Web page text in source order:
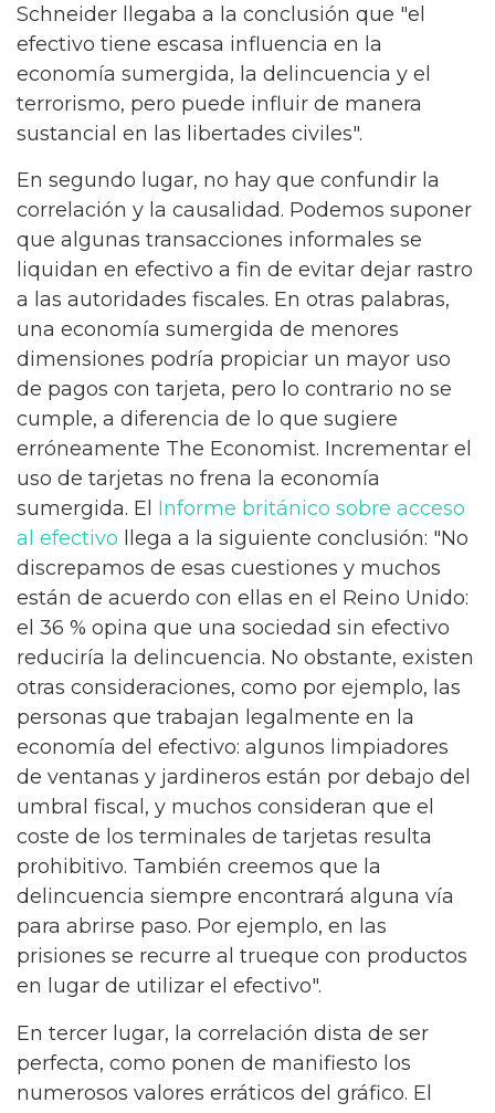
Schneider llegaba a la conclusión que "el
efectivo tiene escasa influencia en la
economía sumergida, la delincuencia y el
terrorismo, pero puede influir de manera
sustancial en las libertades civiles".
En segundo lugar, no hay que confundir la
correlación y la causalidad. Podemos suponer
que algunas transacciones informales se
liquidan en efectivo a fin de evitar dejar rastro
a las autoridades fiscales. En otras palabras,
una economía sumergida de menores
dimensiones podría propiciar un mayor uso
de pagos con tarjeta, pero lo contrario no se
cumple, a diferencia de lo que sugiere
erróneamente The Economist. Incrementar el
uso de tarjetas no frena la economía
sumergida. El Informe británico sobre acceso
al efectivo
llega a la siguiente conclusión: "No
discrepamos de esas cuestiones y muchos
están de acuerdo con ellas en el Reino Unido:
el 36 % opina que una sociedad sin efectivo
reduciría la delincuencia. No obstante, existen
otras consideraciones, como por ejemplo, las
personas que trabajan legalmente en la
economía del efectivo: algunos limpiadores
de ventanas y jardineros están por debajo del
umbral fiscal, y muchos consideran que el
coste de los terminales de tarjetas resulta
prohibitivo. También creemos que la
delincuencia siempre encontrará alguna vía
para abrirse paso. Por ejemplo, en las
prisiones se recurre al trueque con productos
en lugar de utilizar el efectivo".
En tercer lugar, la correlación dista de ser
perfecta, como ponen de manifiesto los
numerosos valores erráticos del gráfico. El